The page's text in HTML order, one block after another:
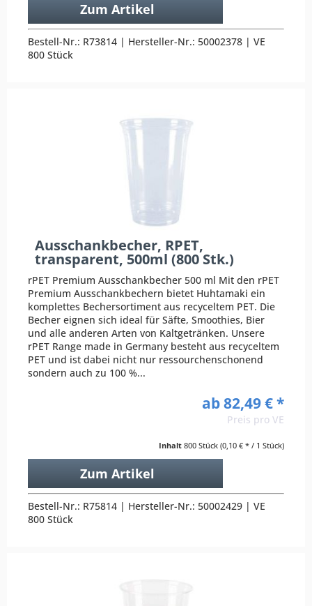
Zum Artikel
Bestell-Nr.: R73814 | Hersteller-Nr.: 50002378 | VE
800 Stück
Ausschankbecher, RPET,
transparent, 500ml (800 Stk.)
rPET Premium Ausschankbecher 500 ml Mit den rPET
Premium Ausschankbechern bietet Huhtamaki ein
komplettes Bechersortiment aus recyceltem PET. Die
Becher eignen sich ideal für Säfte, Smoothies, Bier
und alle anderen Arten von Kaltgetränken. Unsere
rPET Range made in Germany besteht aus recyceltem
PET und ist dabei nicht nur ressourchenschonend
sondern auch zu 100 %...
ab 82,49 € *
Preis pro VE
Inhalt 800 Stück (0,10 € * / 1 Stück)
Zum Artikel
Bestell-Nr.: R75814 | Hersteller-Nr.: 50002429 | VE
800 Stück